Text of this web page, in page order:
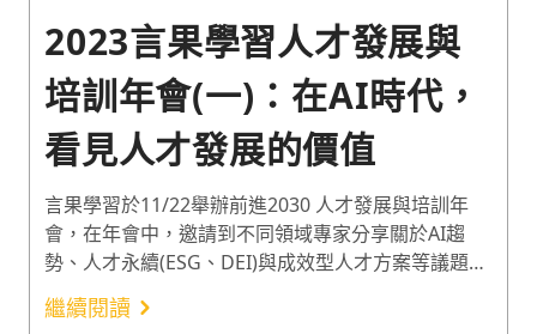
2023言果學習人才發展與
培訓年會(一)：在AI時代，
看見人才發展的價值
言果學習於11/22舉辦前進2030 人才發展與培訓年
會，在年會中，邀請到不同領域專家分享關於AI趨
勢、人才永續(ESG、DEI)與成效型人才方案等議題，
吸引近200位企業人資與會，一起為各自的組織探索
更多人才發展的可能性！
繼續閱讀